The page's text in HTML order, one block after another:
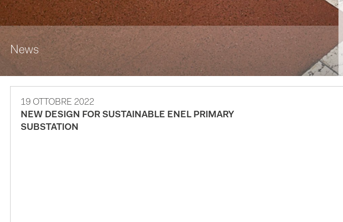
News
19 OTTOBRE 2022
NEW DESIGN FOR SUSTAINABLE ENEL PRIMARY
SUBSTATION